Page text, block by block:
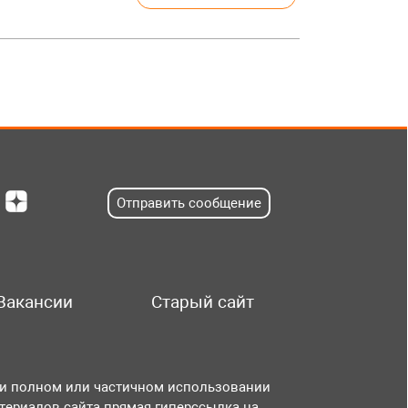
Отправить сообщение
Старый сайт
полном или частичном использовании